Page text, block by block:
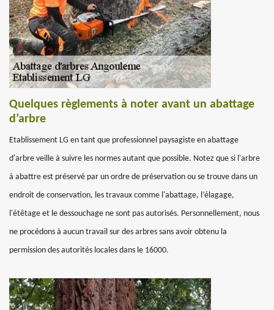
Quelques règlements à noter avant un abattage
d’arbre
Etablissement LG en tant que professionnel paysagiste en abattage
d'arbre veille à suivre les normes autant que possible. Notez que si l'arbre
à abattre est préservé par un ordre de préservation ou se trouve dans un
endroit de conservation, les travaux comme l'abattage, l’élagage,
l'étêtage et le dessouchage ne sont pas autorisés. Personnellement, nous
ne procédons à aucun travail sur des arbres sans avoir obtenu la
permission des autorités locales dans le 16000.